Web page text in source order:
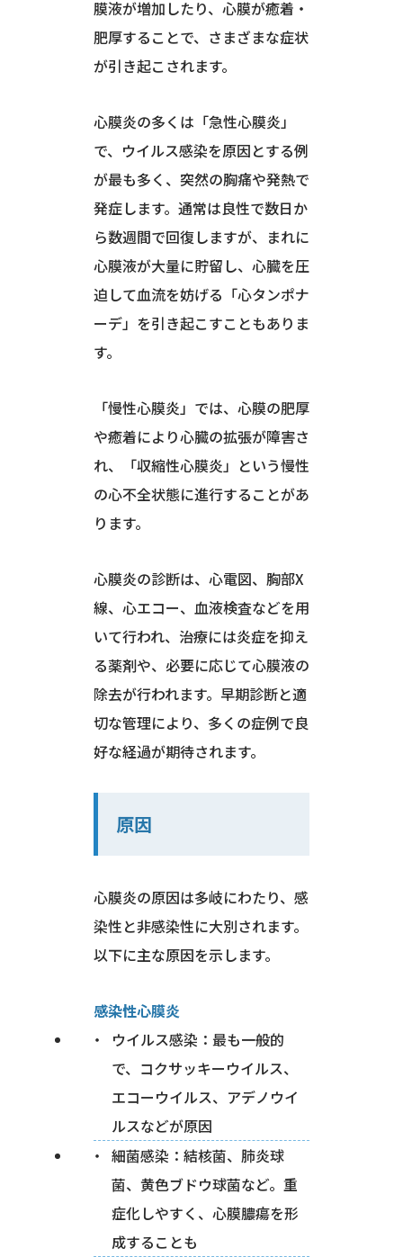
膜液が増加したり、心膜が癒着・
肥厚することで、さまざまな症状
が引き起こされます。
心膜炎の多くは「急性心膜炎」
で、ウイルス感染を原因とする例
が最も多く、突然の胸痛や発熱で
発症します。通常は良性で数日か
ら数週間で回復しますが、まれに
心膜液が大量に貯留し、心臓を圧
迫して血流を妨げる「心タンポナ
ーデ」を引き起こすこともありま
す。
「慢性心膜炎」では、心膜の肥厚
や癒着により心臓の拡張が障害さ
れ、「収縮性心膜炎」という慢性
の心不全状態に進行することがあ
ります。
心膜炎の診断は、心電図、胸部X
線、心エコー、血液検査などを用
いて行われ、治療には炎症を抑え
る薬剤や、必要に応じて心膜液の
除去が行われます。早期診断と適
切な管理により、多くの症例で良
好な経過が期待されます。
原因
心膜炎の原因は多岐にわたり、感
染性と非感染性に大別されます。
以下に主な原因を示します。
感染性心膜炎
ウイルス感染：最も一般的
で、コクサッキーウイルス、
エコーウイルス、アデノウイ
ルスなどが原因
細菌感染：結核菌、肺炎球
菌、黄色ブドウ球菌など。重
症化しやすく、心膜膿瘍を形
成することも